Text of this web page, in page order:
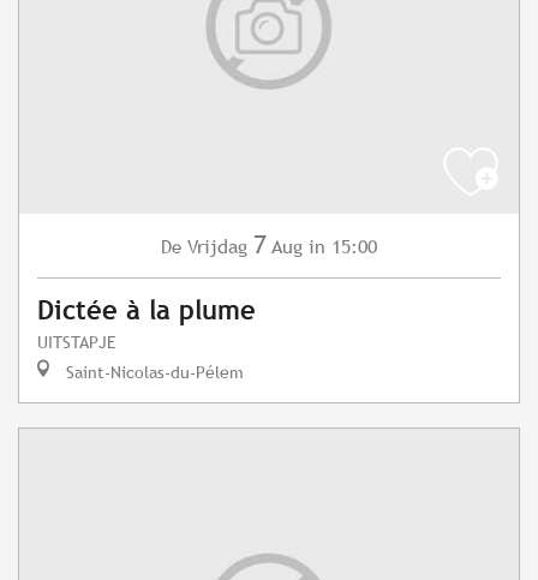
De Vrijdag 7 Aug in 15:00
Dictée à la plume
UITSTAPJE
Saint-Nicolas-du-Pélem